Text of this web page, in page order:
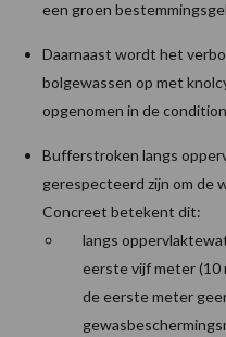
een groen
Daarnaast wordt het
bolgewassen op met
opgenomen in de
Bufferstroken langs
gerespecteerd zijn om de
Concreet betekent dit:
langs
eerste vijf meter (10
de eerste meter